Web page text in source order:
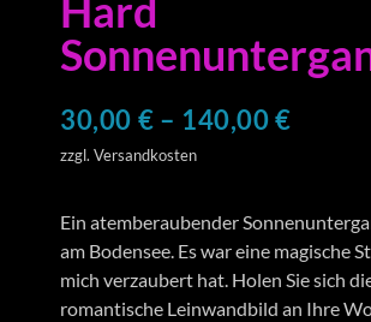
30,00 € – 140,00€
zzgl. Versandkosten
Ein atemberaubender
am Bodensee. Es war eine magische
mich verzaubert hat. Holen Sie sich
romantische Leinwandbild an Ihre